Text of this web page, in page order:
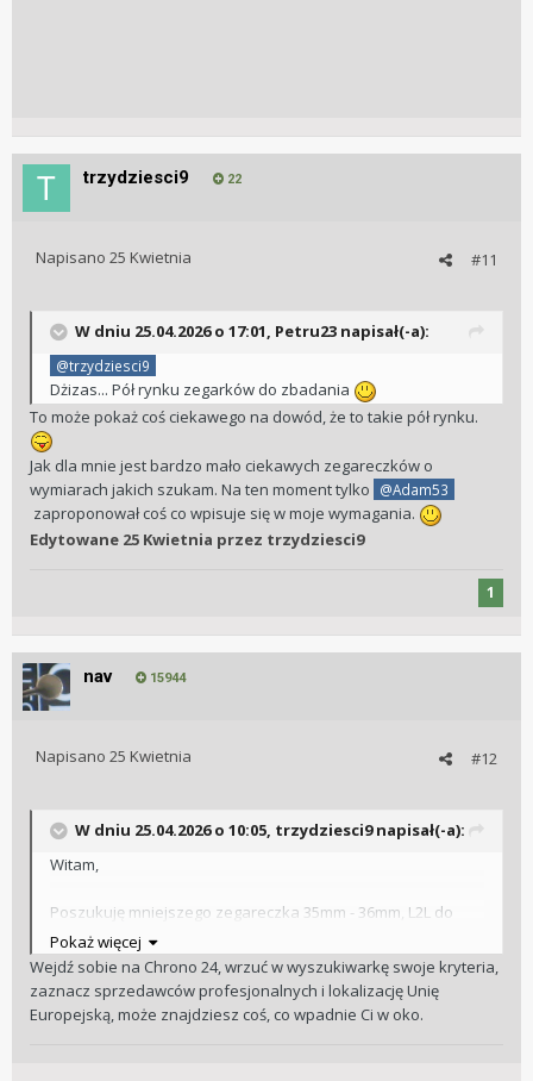
trzydziesci9 22
#11
Napisano 25 Kwietnia
W dniu 25.04.2026 o 17:01, Petru23 napisał(-a):
@trzydziesci9
Dżizas... Pół rynku zegarków do zbadania
To może pokaż coś ciekawego na dowód, że to takie pół rynku.
Jak dla mnie jest bardzo mało ciekawych zegareczków o
wymiarach jakich szukam. Na ten moment tylko
@Adam53
zaproponował coś co wpisuje się w moje wymagania.
Edytowane 25 Kwietnia przez trzydziesci9
1
nav 15944
#12
Napisano 25 Kwietnia
W dniu 25.04.2026 o 10:05, trzydziesci9napisał(-a):
Witam,
Poszukuję mniejszego zegareczka 35mm - 36mm, L2L do
42mm. Jestem uczulony na większe uszy, bardzo mi się nie
podobają zegarki, którym mocno one odstają.
Cena do 6k. Zależy mi na bezcłowej dostawie do Polski lub
łatwej dostępności w naszym kraju.
Pokaż więcej
Wejdź sobie na Chrono 24, wrzuć w wyszukiwarkę swoje kryteria,
zaznacz sprzedawców profesjonalnych i lokalizację Unię
Europejską, może znajdziesz coś, co wpadnie Ci w oko.